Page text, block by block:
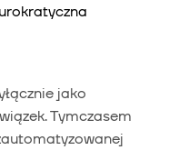
jako
Tymczasem